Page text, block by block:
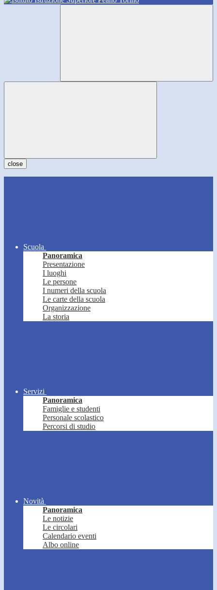
close
Scuola
Panoramica
Presentazione
I luoghi
Le persone
I numeri della scuola
Le carte della scuola
Organizzazione
La storia
Servizi
Panoramica
Famiglie e studenti
Personale scolastico
Percorsi di studio
Novità
Panoramica
Le notizie
Le circolari
Calendario eventi
Albo online